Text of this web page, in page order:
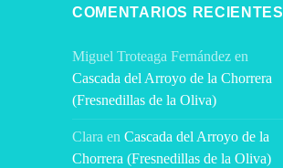
COMENTARIOS RECIENTES
Miguel Troteaga Fernández en
Cascada del Arroyo de la Chorrera
(Fresnedillas de la Oliva)
Clara enCascada del Arroyo de la
Chorrera (Fresnedillas de la Oliva)